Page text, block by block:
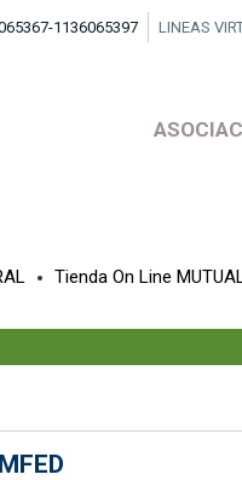
1136065397 LINEAS
Tienda On Line